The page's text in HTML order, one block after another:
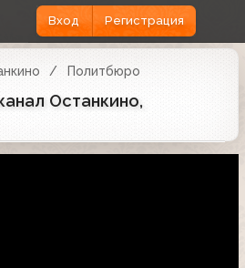
Вход Регистрация
Политбюро
Останкино,